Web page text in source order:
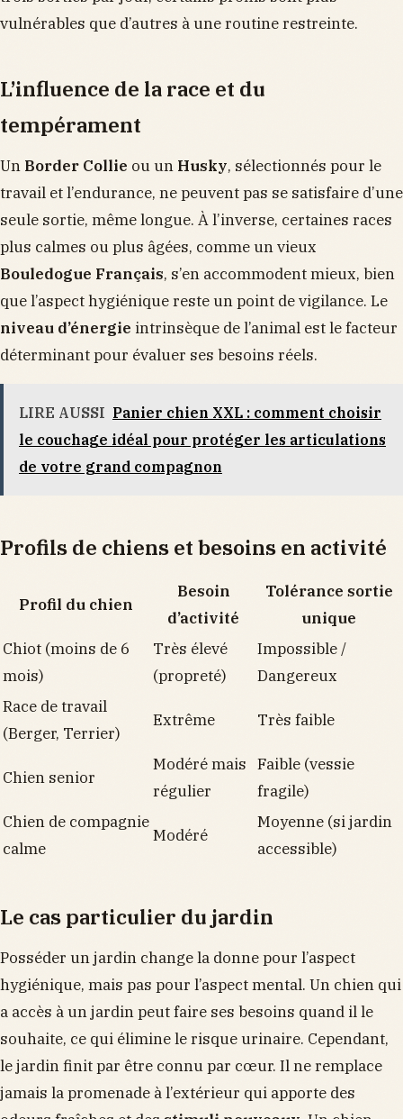
vulnérables que d’autres à une routine restreinte.
L’influence de la race et du
tempérament
Un Border Collie ou un Husky, sélectionnés pour le
travail et l’endurance, ne peuvent pas se satisfaire d’une
seule sortie, même longue. À l’inverse, certaines races
plus calmes ou plus âgées, comme un vieux
Bouledogue Français, s’en accommodent mieux, bien
que l’aspect hygiénique reste un point de vigilance. Le
niveau d’énergie intrinsèque de l’animal est le facteur
déterminant pour évaluer ses besoins réels.
LIRE AUSSI Panier chien XXL : comment choisir
le couchage idéal pour protéger les articulations
de votre grand compagnon
Profils de chiens et besoins en activité
Profil du chien
Besoin
d’activité
Tolérance sortie
unique
Chiot (moins de 6
mois)
Très élevé
(propreté)
Impossible /
Dangereux
Race de travail
(Berger, Terrier)
Extrême Très faible
Chien senior
Modéré mais
régulier
Faible (vessie
fragile)
Chien de compagnie
calme
Modéré
Moyenne (si jardin
accessible)
Le cas particulier du jardin
Posséder un jardin change la donne pour l’aspect
hygiénique, mais pas pour l’aspect mental. Un chien qui
a accès à un jardin peut faire ses besoins quand il le
souhaite, ce qui élimine le risque urinaire. Cependant,
le jardin finit par être connu par cœur. Il ne remplace
jamais la promenade à l’extérieur qui apporte des